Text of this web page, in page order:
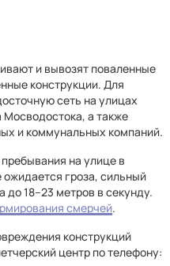
и вывозят поваленные
конструкции. Для
сеть на улицах
Мосводостока, а также
и коммунальных компаний.
на улице в
ожидается гроза, сильный
18–23 метров в секунду.
смерчей.
конструкций
центр по телефону: